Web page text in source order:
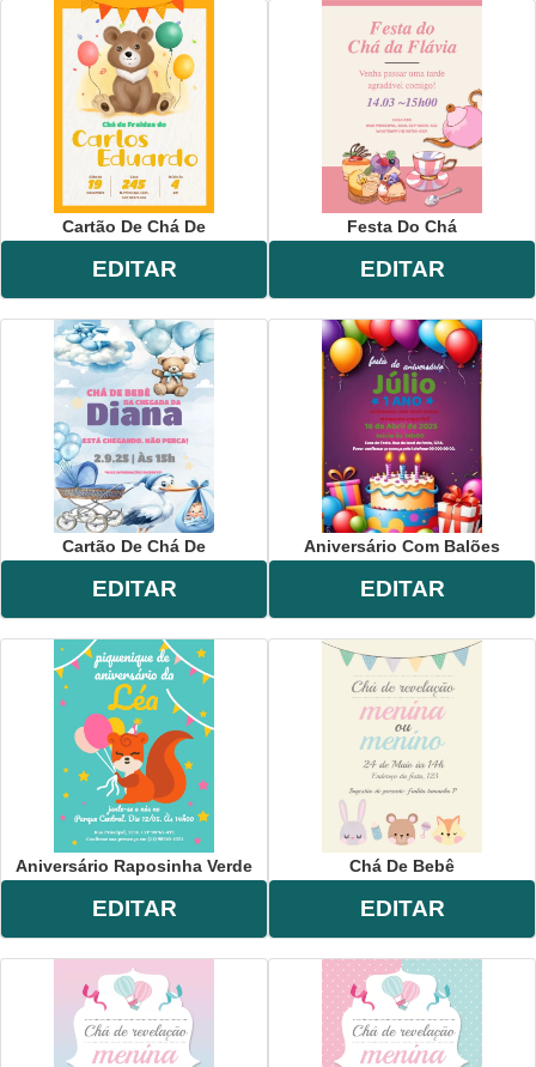
Cartão De Chá De
EDITAR
Festa Do Chá
EDITAR
Cartão De Chá De
EDITAR
Aniversário Com Balões
EDITAR
Aniversário Raposinha Verde
EDITAR
Chá De Bebê
EDITAR